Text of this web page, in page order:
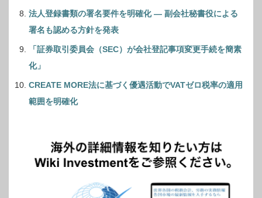
法人登録書類の署名要件を明確化 ― 副会社秘書役による
署名も認める方針を発表
「証券取引委員会（SEC）が会社登記事項変更手続を簡素
化」
CREATE MORE法に基づく優遇活動でVATゼロ税率の適用
範囲を明確化